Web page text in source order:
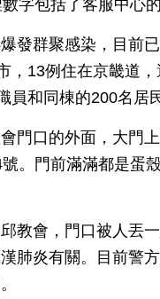
字包括了客服中心
發群聚感染，目前
13例住在京畿道，
和同棟的200名居
門口的外面，大門
。門前滿滿都是蛋
教會，門口被人丟
肺炎有關。目前警